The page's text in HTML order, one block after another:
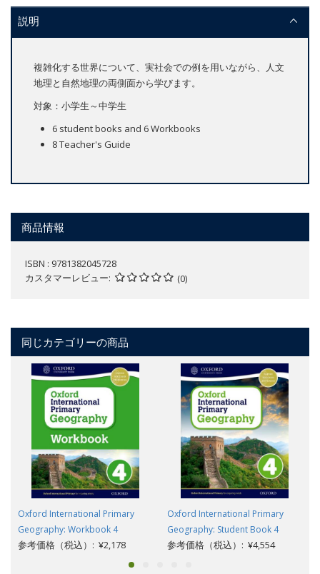
説明
複雑化する世界について、実社会での例を用いながら、人文
地理と自然地理の両側面から学びます。
対象：小学生～中学生
6 student books and 6 Workbooks
8 Teacher's Guide
商品情報
ISBN : 9781382045728
カスタマーレビュー
(0)
同じカテゴリーの商品
Oxford International Primary
Geography: Workbook 4
参考価格（税込）: ¥2,178
Oxford International Primary
Geography: Student Book 4
参考価格（税込）: ¥4,554